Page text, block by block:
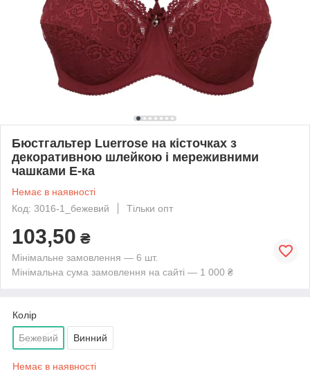
Бюстгальтер Luerrose на кісточках з
декоративною шлейкою і мереживними
чашками Е-ка
Немає в наявності
Код: 3016-1_бежевий
Тільки опт
103,50 ₴
Мінімальне замовлення — 6 шт.
Мінімальна сума замовлення на сайті — 1 000 ₴
Колір
Бежевий Винний
Немає в наявності